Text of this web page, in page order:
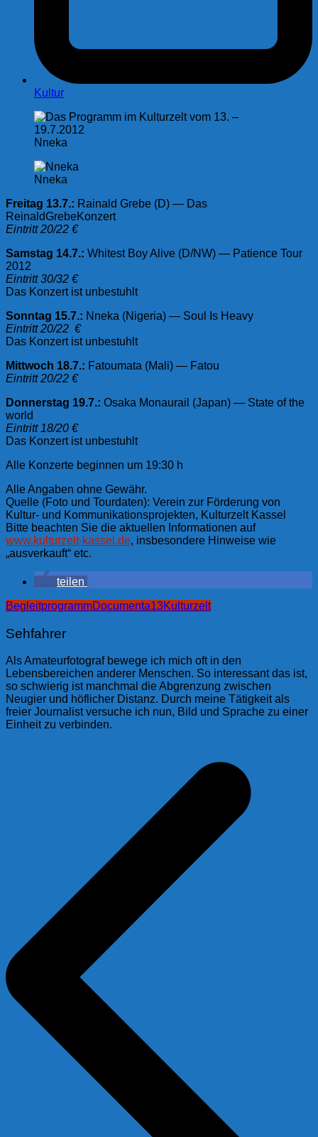
Kultur
Nneka
Nneka
Freitag 13.7.: Rainald Grebe (D) — Das
ReinaldGrebeKonzert
Eintritt 20/22 €
Samstag 14.7.: Whitest Boy Alive (D/NW) — Patience Tour
2012
Eintritt 30/32 €
Das Konzert ist unbestuhlt
Sonntag 15.7.: Nneka (Nigeria) — Soul Is Heavy
Eintritt 20/22 €
Das Konzert ist unbestuhlt
Mittwoch 18.7.: Fatoumata (Mali) — Fatou
Eintritt 20/22 €
Donnerstag 19.7.: Osaka Monaurail (Japan) — State of the
world
Eintritt 18/20 €
Das Konzert ist unbestuhlt
Alle Konzerte beginnen um 19:30 h
Alle Angaben ohne Gewähr.
Quelle (Foto und Tourdaten): Verein zur Förderung von
Kultur- und Kommunikationsprojekten, Kulturzelt Kassel
Bitte beachten Sie die aktuellen Informationen auf
www.kulturzelt-kassel.de, insbesondere Hinweise wie
„ausverkauft“ etc.
teilen
BegleitprogrammDocumenta13Kulturzelt
Sehfahrer
Als Amateurfotograf bewege ich mich oft in den
Lebensbereichen anderer Menschen. So interessant das ist,
so schwierig ist manchmal die Abgrenzung zwischen
Neugier und höflicher Distanz. Durch meine Tätigkeit als
freier Journalist versuche ich nun, Bild und Sprache zu einer
Einheit zu verbinden.